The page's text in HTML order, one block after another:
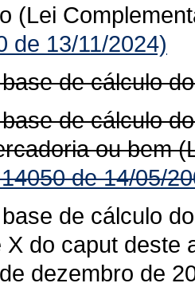
(Lei
de 13/11/2024)
de cálculo
de cálculo
ou bem
de 14/05/
de cálculo
X do caput
dezembro de